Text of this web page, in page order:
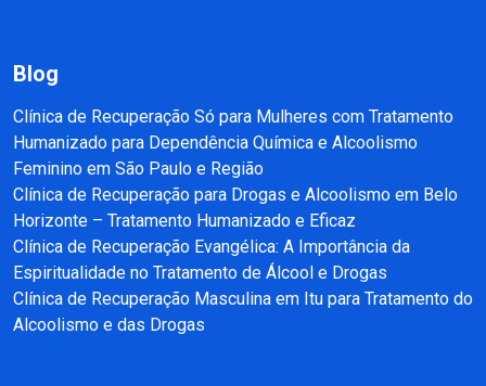
Blog
Clínica de Recuperação Só para Mulheres com Tratamento
Humanizado para Dependência Química e Alcoolismo
Feminino em São Paulo e Região
Clínica de Recuperação para Drogas e Alcoolismo em Belo
Horizonte – Tratamento Humanizado e Eficaz
Clínica de Recuperação Evangélica: A Importância da
Espiritualidade no Tratamento de Álcool e Drogas
Clínica de Recuperação Masculina em Itu para Tratamento do
Alcoolismo e das Drogas